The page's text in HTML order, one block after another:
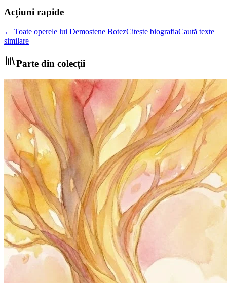
Acțiuni rapide
← Toate operele lui Demostene BotezCitește biografiaCaută texte
similare
Parte din colecții